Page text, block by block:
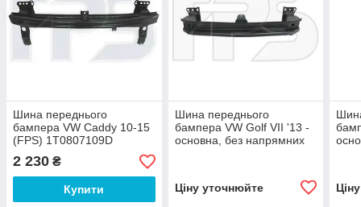
Шина переднього
бампера VW Caddy 10-15
(FPS) 1T0807109D
2 230 ₴
Купити
Шина переднього
бампера VW Golf VII '13 -
основна, без напрямних
Ціну уточнюйте